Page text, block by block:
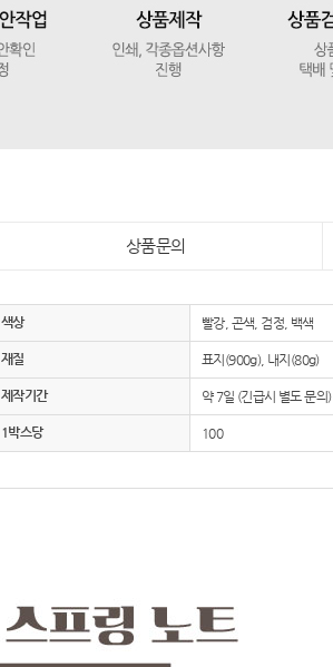
상품문의
색상 빨강, 곤색, 검정, 백색
재질 표지(900g), 내지(80g)
제작기간 약 7일 (긴급시 별도 문의)
1박스당 100